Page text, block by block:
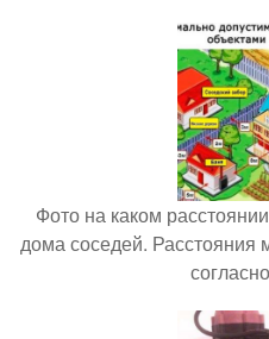
Фото на каком
дома соседей. Расстояния